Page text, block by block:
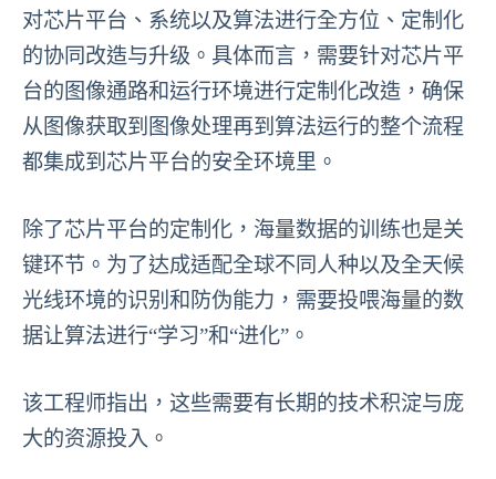
对芯片平台、系统以及算法进行全方位、定制化
的协同改造与升级。具体而言，需要针对芯片平
台的图像通路和运行环境进行定制化改造，确保
从图像获取到图像处理再到算法运行的整个流程
都集成到芯片平台的安全环境里。
除了芯片平台的定制化，海量数据的训练也是关
键环节。为了达成适配全球不同人种以及全天候
光线环境的识别和防伪能力，需要投喂海量的数
据让算法进行“学习”和“进化”。
该工程师指出，这些需要有长期的技术积淀与庞
大的资源投入。